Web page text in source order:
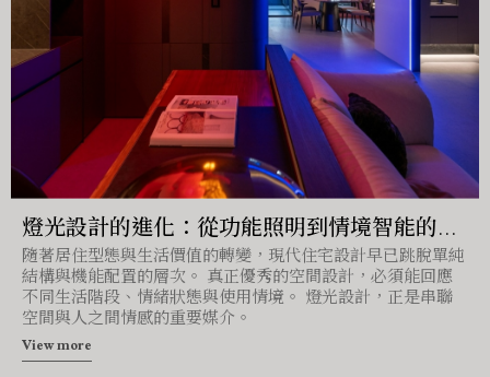
燈光設計的進化：從功能照明到情境智能的住
宅全方位思考
隨著居住型態與生活價值的轉變，現代住宅設計早已跳脫單純
結構與機能配置的層次。 真正優秀的空間設計，必須能回應
不同生活階段、情緒狀態與使用情境。 燈光設計，正是串聯
空間與人之間情感的重要媒介。
View more